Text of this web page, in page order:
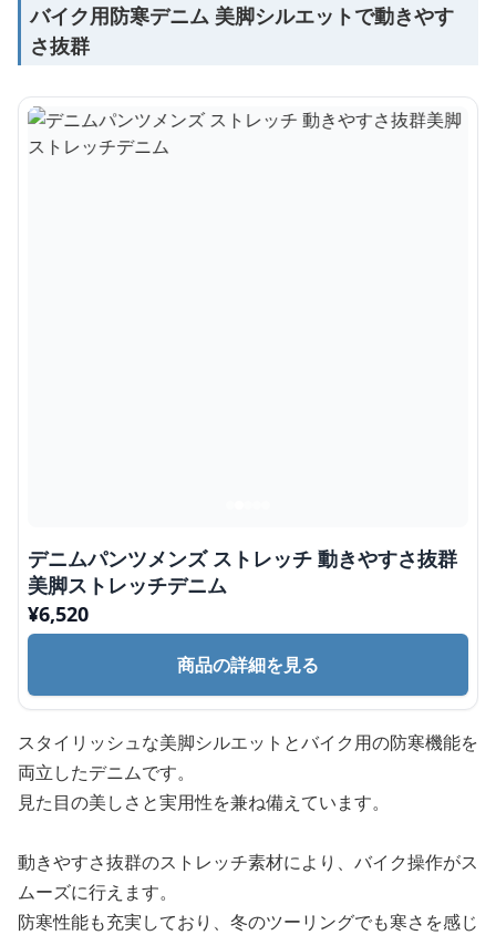
バイク用防寒デニム 美脚シルエットで動きやす
さ抜群
デニムパンツメンズ ストレッチ 動きやすさ抜群
美脚ストレッチデニム
¥6,520
商品の詳細を見る
スタイリッシュな美脚シルエットとバイク用の防寒機能を
両立したデニムです。
見た目の美しさと実用性を兼ね備えています。
動きやすさ抜群のストレッチ素材により、バイク操作がス
ムーズに行えます。
防寒性能も充実しており、冬のツーリングでも寒さを感じ